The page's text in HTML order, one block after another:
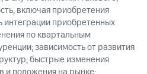
включая приобретения
интеграции приобретенных
по квартальным
зависимость от развития
быстрые изменения